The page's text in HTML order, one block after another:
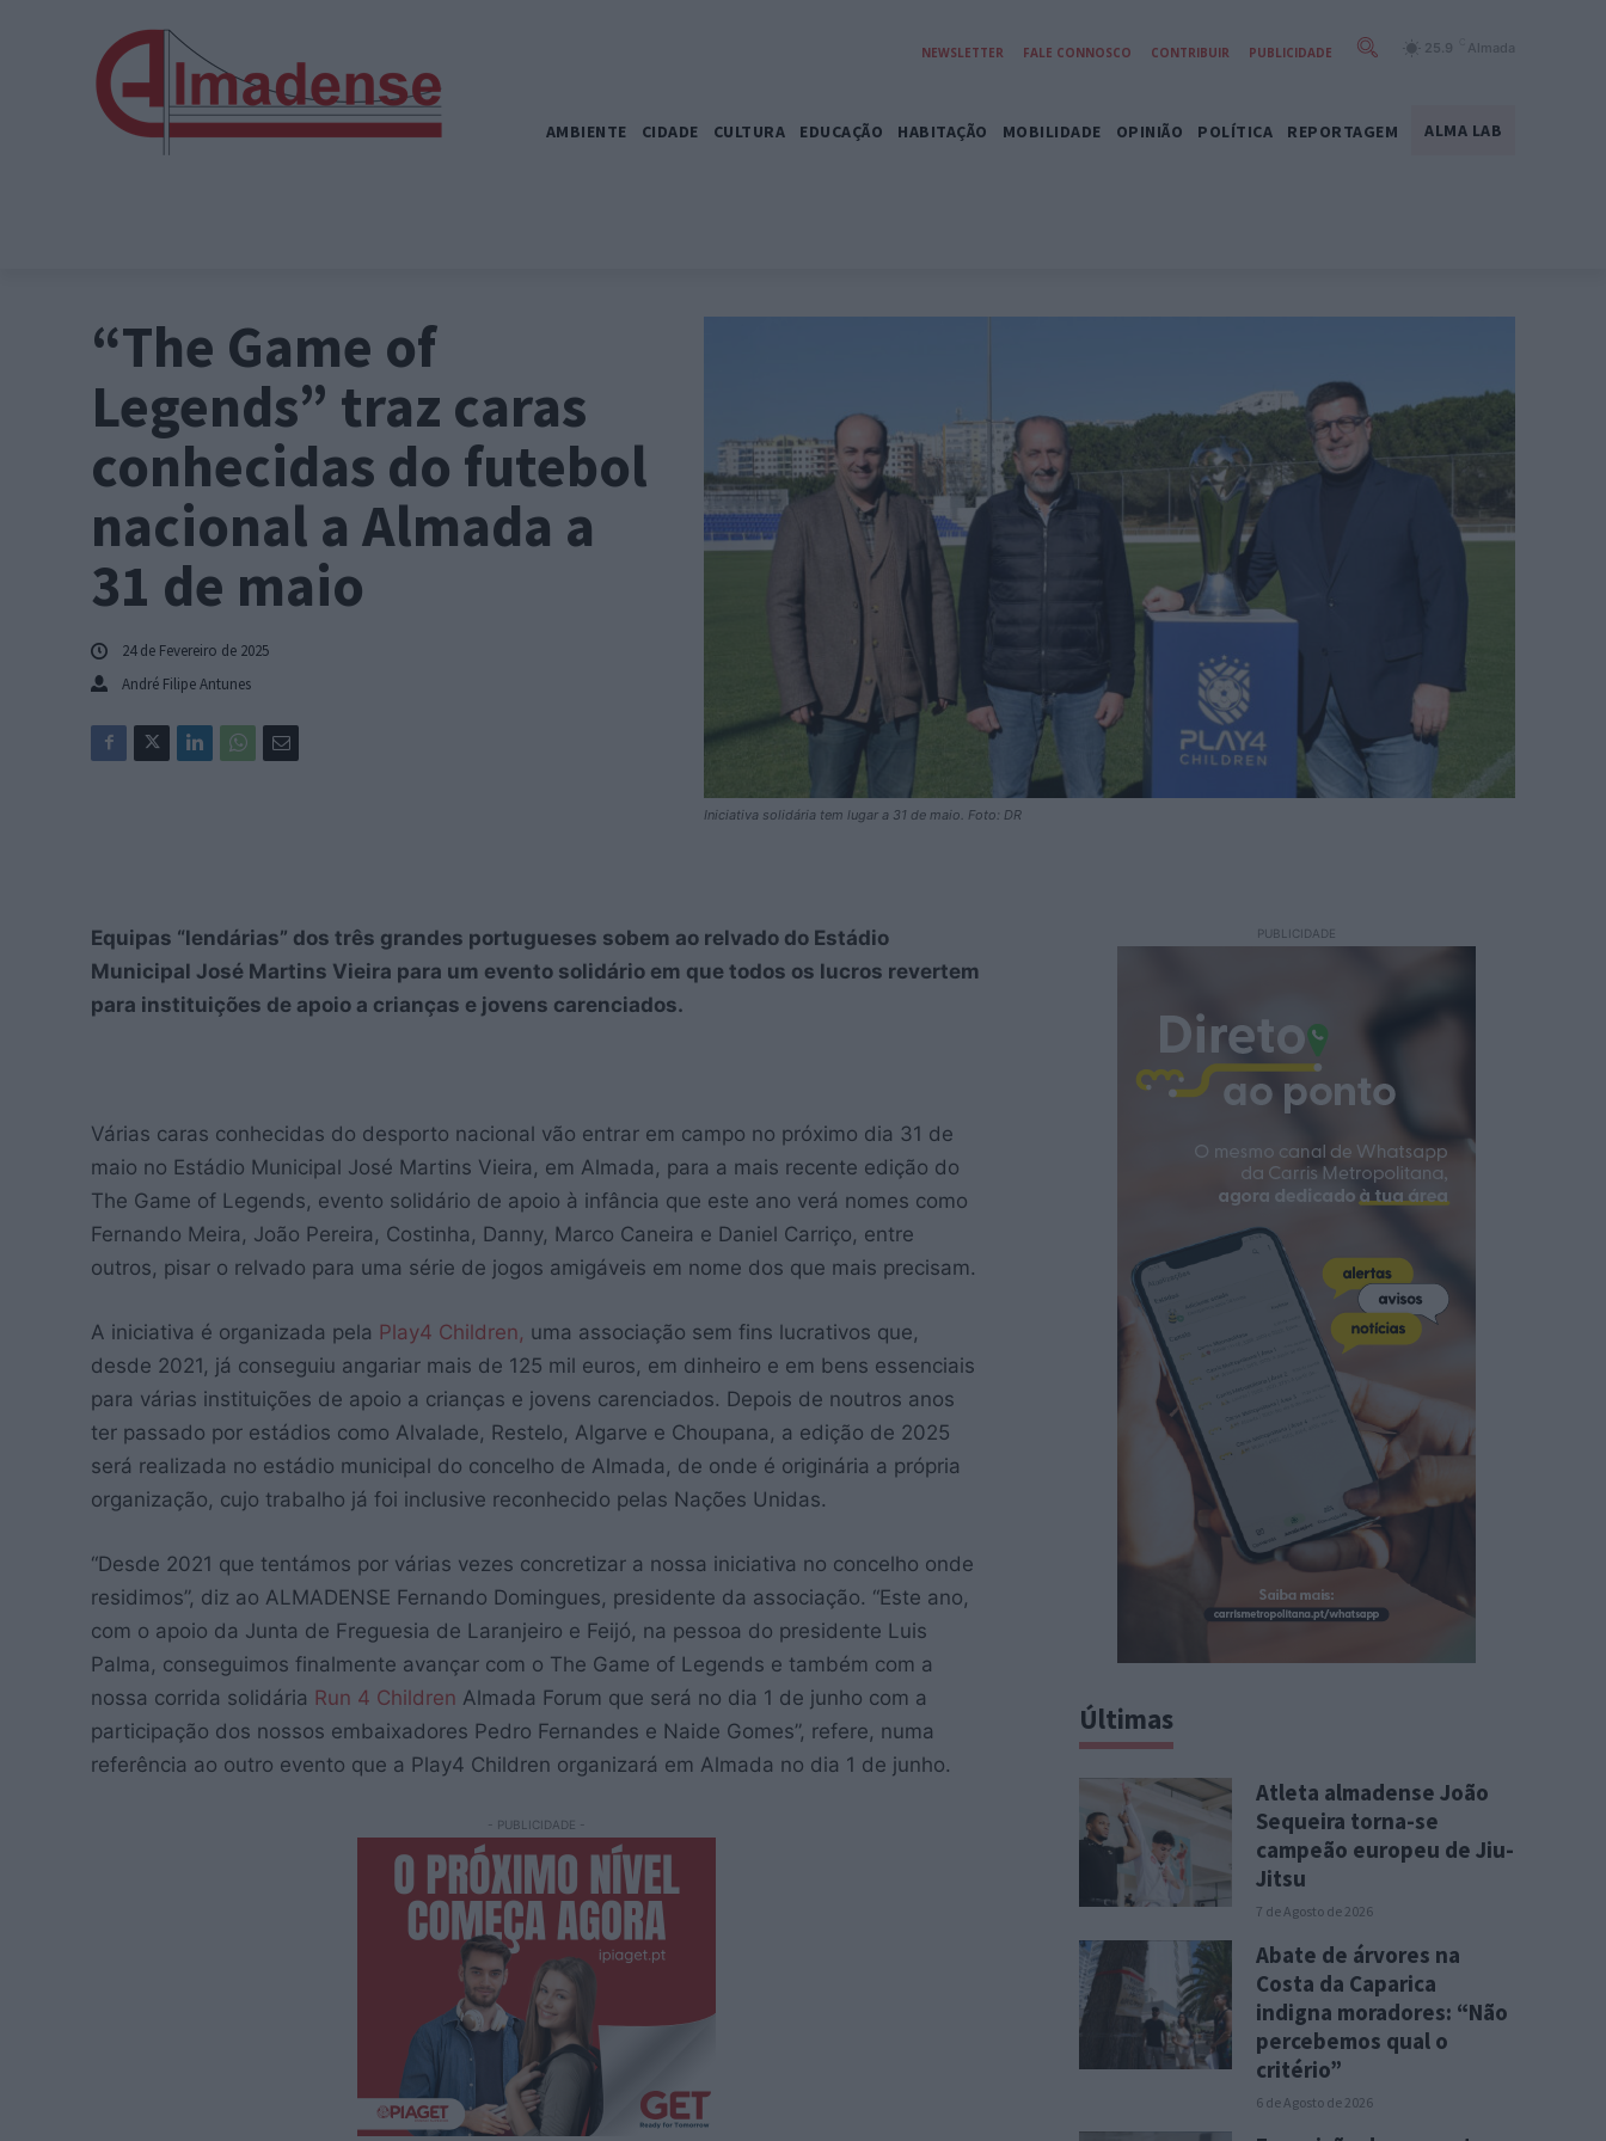
NEWSLETTER FALE CONNOSCO CONTRIBUIR PUBLICIDADE 25.9 Almada
AMBIENTE CIDADE CULTURA EDUCAÇÃO HABITAÇÃO MOBILIDADE OPINIÃO POLÍTICA REPORTAGEM ALMA LAB
“The Game of
Legends” traz caras
conhecidas do futebol
nacional a Almada a
31 de maio
24 de Fevereiro de 2025
André Filipe Antunes
Iniciativa solidária tem lugar a 31 de maio. Foto: DR
Equipas “lendárias” dos três grandes portugueses sobem ao relvado do Estádio
Municipal José Martins Vieira para um evento solidário em que todos os lucros revertem
para instituições de apoio a crianças e jovens carenciados.
Várias caras conhecidas do desporto nacional vão entrar em campo no próximo dia 31 de
maio no Estádio Municipal José Martins Vieira, em Almada, para a mais recente edição do
The Game of Legends, evento solidário de apoio à infância que este ano verá nomes como
Fernando Meira, João Pereira, Costinha, Danny, Marco Caneira e Daniel Carriço, entre
outros, pisar o relvado para uma série de jogos amigáveis em nome dos que mais precisam.
A iniciativa é organizada pela Play4 Children, uma associação sem fins lucrativos que,
desde 2021, já conseguiu angariar mais de 125 mil euros, em dinheiro e em bens essenciais
para várias instituições de apoio a crianças e jovens carenciados. Depois de noutros anos
ter passado por estádios como Alvalade, Restelo, Algarve e Choupana, a edição de 2025
será realizada no estádio municipal do concelho de Almada, de onde é originária a própria
organização, cujo trabalho já foi inclusive reconhecido pelas Nações Unidas.
“Desde 2021 que tentámos por várias vezes concretizar a nossa iniciativa no concelho onde
residimos”, diz ao ALMADENSE Fernando Domingues, presidente da associação. “Este ano,
com o apoio da Junta de Freguesia de Laranjeiro e Feijó, na pessoa do presidente Luis
Palma, conseguimos finalmente avançar com o The Game of Legends e também com a
nossa corrida solidária Run 4 Children Almada Forum que será no dia 1 de junho com a
participação dos nossos embaixadores Pedro Fernandes e Naide Gomes”, refere, numa
referência ao outro evento que a Play4 Children organizará em Almada no dia 1 de junho.
- PUBLICIDADE -
PUBLICIDADE
Últimas
Atleta almadense João
Sequeira torna-se
campeão europeu de Jiu-
Jitsu
7 de Agosto de 2026
Abate de árvores na
Costa da Caparica
indigna moradores: “Não
percebemos qual o
critério”
6 de Agosto de 2026